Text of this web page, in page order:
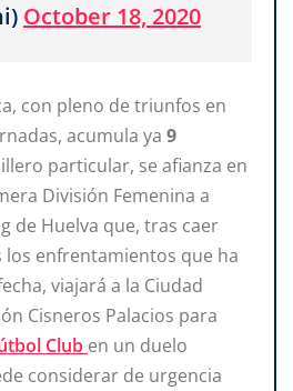
October 18, 2020
con pleno de triunfos en
acumula ya 9
particular, se afianza en
División Femenina a
de Huelva que, tras caer
enfrentamientos que ha
viajará a la Ciudad
Cisneros Palacios para
Club en un duelo
considerar de urgencia